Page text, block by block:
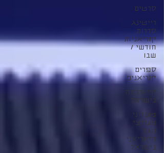
סרטים
רייטינג
סדרות
קוריאניות
חודשי /
שבו
ספרים
קוריאנים
קיי-דרמה
בישראל
מועדוני
מעריצי
הגל
הקוריאני
בישראל